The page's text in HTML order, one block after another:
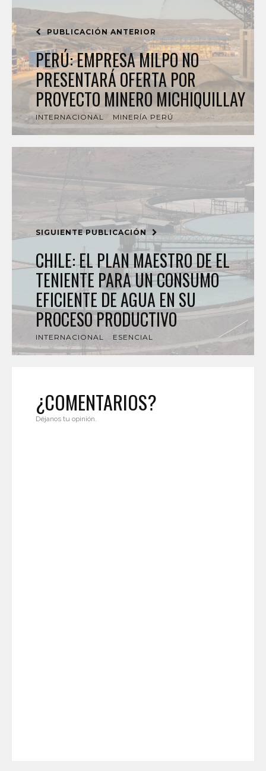
PUBLICACIÓN ANTERIOR
PERÚ: EMPRESA MILPO NO
PRESENTARÁ OFERTA POR
PROYECTO MINERO MICHIQUILLAY
INTERNACIONAL MINERÍA PERÚ
SIGUIENTE PUBLICACIÓN
CHILE: EL PLAN MAESTRO DE EL
TENIENTE PARA UN CONSUMO
EFICIENTE DE AGUA EN SU
PROCESO PRODUCTIVO
INTERNACIONAL ESENCIAL
¿COMENTARIOS?
Déjanos tu opinión.